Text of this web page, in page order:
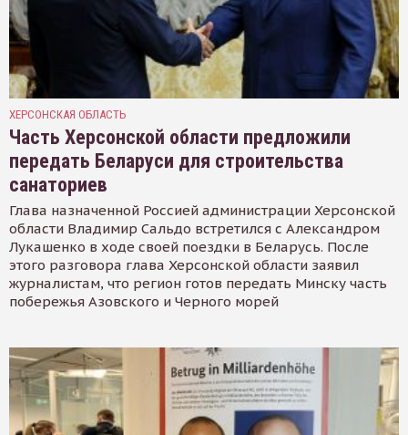
ХЕРСОНСКАЯ ОБЛАСТЬ
Часть Херсонской области предложили
передать Беларуси для строительства
санаториев
Глава назначенной Россией администрации Херсонской
области Владимир Сальдо встретился с Александром
Лукашенко в ходе своей поездки в Беларусь. После
этого разговора глава Херсонской области заявил
журналистам, что регион готов передать Минску часть
побережья Азовского и Черного морей